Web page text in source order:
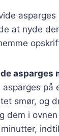
asparges
at nyde
asparges
på
smør, og
dem i